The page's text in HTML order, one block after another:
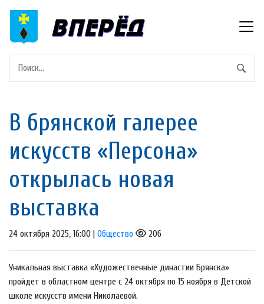
В брянской галерее
искусств «Персона»
открылась новая
выставка
24 октября 2025, 16:00 | Общество 206
Уникальная выставка «Художественные династии Брянска»
пройдет в областном центре с 24 октября по 15 ноября в Детской
школе искусств имени Николаевой.